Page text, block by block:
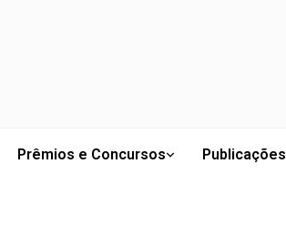
Prêmios e Concursos Publicações